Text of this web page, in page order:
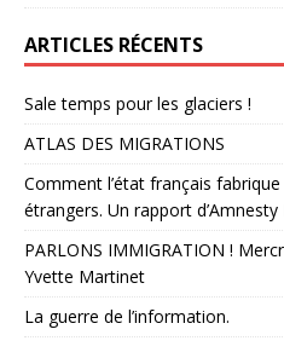
ARTICLES RÉCENTS
Sale temps pour les glaciers !
ATLAS DES MIGRATIONS
Comment l’état français
étrangers. Un rapport d’Amnesty
PARLONS IMMIGRATION !
Yvette Martinet
La guerre de l’information.